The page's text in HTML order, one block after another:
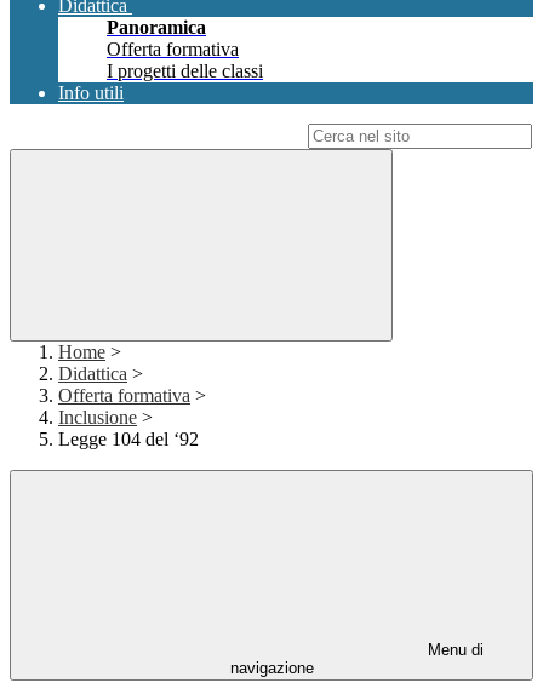
Didattica
Panoramica
Offerta formativa
I progetti delle classi
Info utili
Home >
Didattica >
Offerta formativa >
Inclusione >
Legge 104 del ‘92
Menu di
navigazione